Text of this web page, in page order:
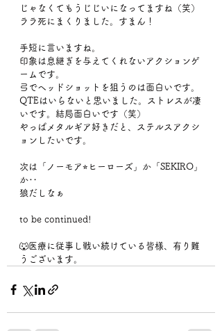
じゃなくてもうじじいになってますね（笑）
ララ死にまくりました。すまん！
手短に言いますね。
印象は息継ぎを与えてくれないアクションゲ
ームです。
弓でヘッドショットを狙うのは面白いです。
QTEはいらないと思いました。ストレスが凄
いです。結局面白いです（笑）
やっぱメタルギア好きだと、ステルスアクシ
ョンしたいです。
次は「ノーモア⭐︎ヒーローズ」か「SEKIRO」
か‥
狼だしなぁ
to be continued!
🐺医療に従事し戦い続けている皆様、有り難
うございます。